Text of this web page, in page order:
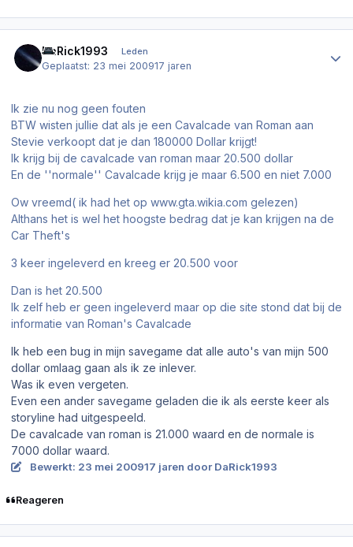
DaRick1993 Leden
Geplaatst: 23 mei 200917 jaren
Ik zie nu nog geen fouten
BTW wisten jullie dat als je een Cavalcade van Roman aan
Stevie verkoopt dat je dan 180000 Dollar krijgt!
Ik krijg bij de cavalcade van roman maar 20.500 dollar
En de ''normale'' Cavalcade krijg je maar 6.500 en niet 7.000
Ow vreemd( ik had het op www.gta.wikia.com gelezen)
Althans het is wel het hoogste bedrag dat je kan krijgen na de
Car Theft's
3 keer ingeleverd en kreeg er 20.500 voor
Dan is het 20.500
Ik zelf heb er geen ingeleverd maar op die site stond dat bij de
informatie van Roman's Cavalcade
Ik heb een bug in mijn savegame dat alle auto's van mijn 500
dollar omlaag gaan als ik ze inlever.
Was ik even vergeten.
Even een ander savegame geladen die ik als eerste keer als
storyline had uitgespeeld.
De cavalcade van roman is 21.000 waard en de normale is
7000 dollar waard.
Bewerkt: 23 mei 200917 jaren door DaRick1993
Reageren